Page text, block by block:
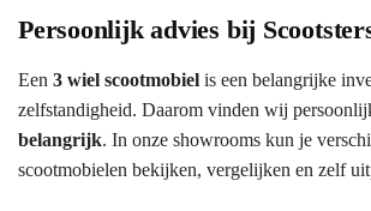
Persoonlijk advies bij
Een 3 wiel scootmobiel is een belangrijke
zelfstandigheid. Daarom vinden wij
belangrijk. In onze showrooms kun je
scootmobielen bekijken, vergelijken en zelf